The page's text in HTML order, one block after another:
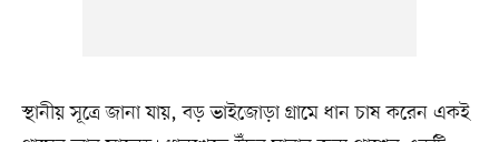
স্থানীয় সূত্রে জানা যায়, বড় ভাইজোড়া গ্রামে ধান চাষ করেন একই